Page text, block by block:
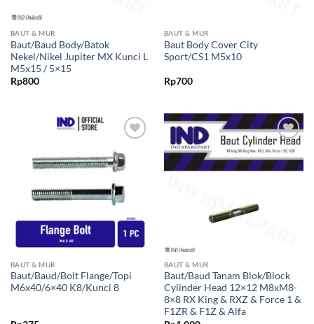
BAUT & MUR
Baut/Baud Body/Batok
Nekel/Nikel Jupiter MX Kunci L
M5x15 / 5×15
Rp800
BAUT & MUR
Baut Body Cover City
Sport/CS1 M5x10
Rp700
ke Wishlist
BAUT & MUR
Baut/Baud/Bolt Flange/Topi
M6x40/6×40 K8/Kunci 8
Tambahkan
ke Wishlist
BAUT & MUR
Baut/Baud Tanam Blok/Block
Cylinder Head 12×12 M8xM8-
8×8 RX King & RXZ & Force 1 &
F1ZR & F1Z & Alfa